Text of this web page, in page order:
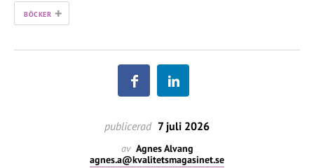
BÖCKER +
publicerad 7 juli 2026
av Agnes Alvang
agnes.a@kvalitetsmagasinet.se